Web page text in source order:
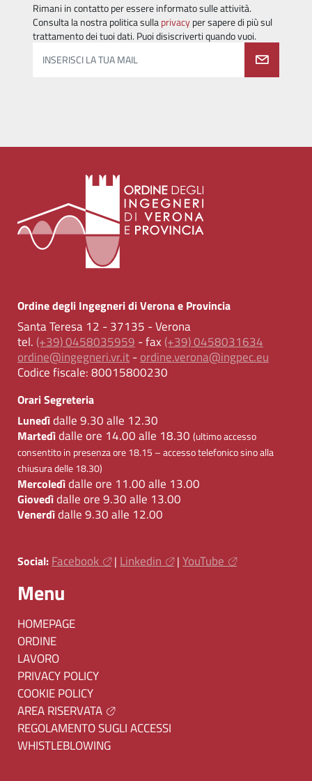
Rimani in contatto per essere informato sulle attività.
Consulta la nostra politica sullaprivacyper sapere di più sul
trattamento dei tuoi dati. Puoi disiscriverti quando vuoi.
INSERISCI LA TUA MAIL
Ordine degli Ingegneri di Verona e Provincia
Santa Teresa 12 - 37135 - Verona
tel. (+39) 0458035959 - fax (+39) 0458031634
ordine@ingegneri.vr.it-ordine.verona@ingpec.eu
Codice fiscale:80015800230
Orari Segreteria
Lunedìdalle 9.30 alle 12.30
Martedìdalle ore 14.00 alle 18.30 (ultimo accesso
consentito in presenza ore 18.15 – accesso telefonico sino alla
chiusura delle 18.30)
Mercoledìdalle ore 11.00 alle 13.00
Giovedìdalle ore 9.30 alle 13.00
Venerdìdalle 9.30 alle 12.00
Social: Facebook | Linkedin | YouTube
Menu
HOMEPAGE
ORDINE
LAVORO
PRIVACY POLICY
COOKIE POLICY
AREA RISERVATA
REGOLAMENTO SUGLI ACCESSI
WHISTLEBLOWING